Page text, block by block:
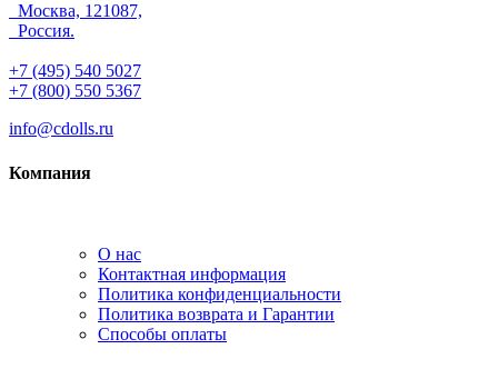
Москва, 121087,
Россия.
+7 (495) 540 5027
+7 (800) 550 5367
info@cdolls.ru
Компания
О нас
Контактная информация
Политика конфиденциальности
Политика возврата и Гарантии
Способы оплаты